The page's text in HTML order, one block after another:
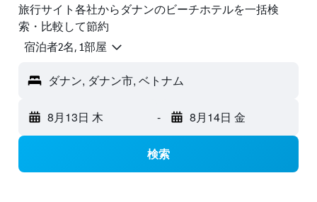
旅行サイト各社からダナン​のビーチホテルを一括検
索・比較して節約
宿泊者2名, 1​部屋
ダナン, ダナン市, ベトナム
8月13日 木 - 8月14日 金
検索